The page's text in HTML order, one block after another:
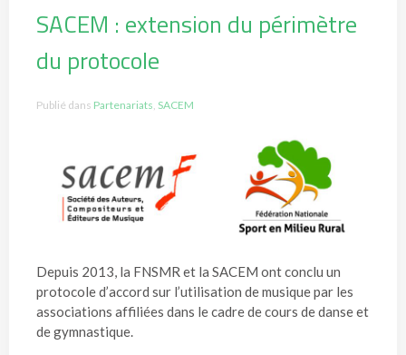
SACEM : extension du périmètre
du protocole
Publié dans Partenariats, SACEM
Depuis 2013, la FNSMR et la SACEM ont conclu un
protocole d’accord sur l’utilisation de musique par les
associations affiliées dans le cadre de cours de danse et
de gymnastique.